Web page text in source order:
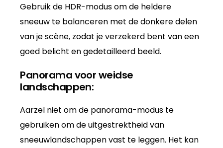
Gebruik de HDR-modus om de heldere
sneeuw te balanceren met de donkere delen
van je scène, zodat je verzekerd bent van een
goed belicht en gedetailleerd beeld.
Panorama voor weidse
landschappen:
Aarzel niet om de panorama-modus te
gebruiken om de uitgestrektheid van
sneeuwlandschappen vast te leggen. Het kan